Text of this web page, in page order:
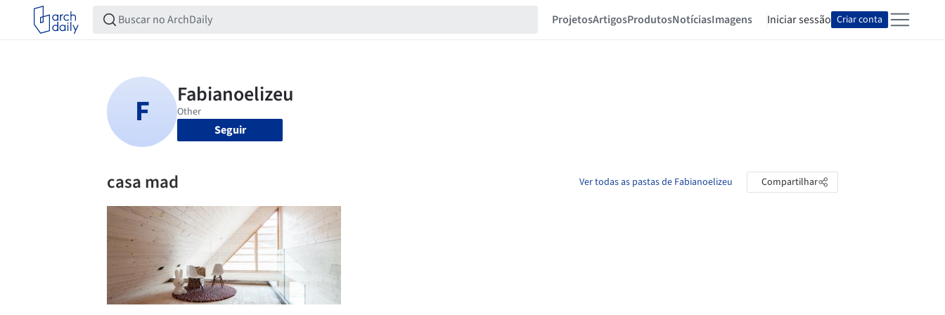
ProjetosArtigosProdutosNotíciasImagens Iniciar sessão Criar conta
Seguir
casa mad Ver todas as pastas de Fabianoelizeu Compartilhar